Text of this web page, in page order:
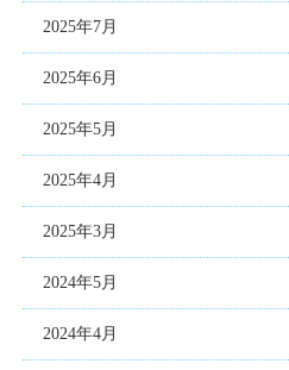
2025年7月
2025年6月
2025年5月
2025年4月
2025年3月
2024年5月
2024年4月